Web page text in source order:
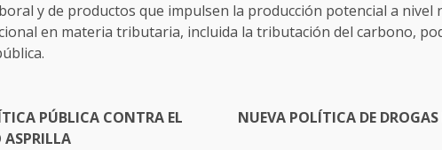
y de productos que impulsen la producción potencial a nivel
en materia tributaria, incluida la tributación del carbono,
PÚBLICA CONTRA EL
ASPRILLA
NUEVA POLÍTICA DE